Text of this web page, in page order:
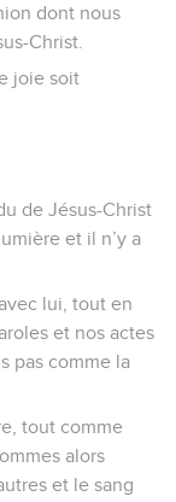
dont nous
Christ.
joie soit
de Jésus-Christ
et il n’y a
lui, tout en
et nos actes
pas comme la
tout comme
alors
et le sang